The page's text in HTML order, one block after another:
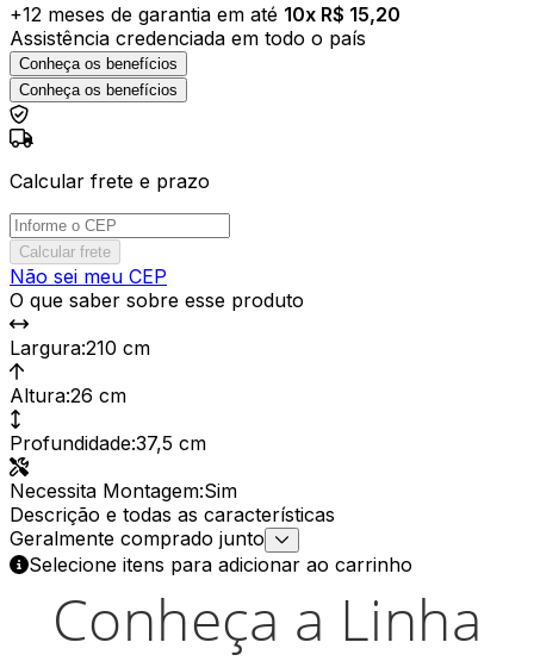
+12 meses de garantia em até 10x R$ 15,20
Assistência credenciada em todo o país
Conheça os benefícios
Conheça os benefícios
Calcular frete e prazo
Calcular frete
Não sei meu CEP
O que saber sobre esse produto
Largura:210 cm
Altura:26 cm
Profundidade:37,5 cm
Necessita Montagem:Sim
Descrição e todas as características
Geralmente comprado junto
Selecione itens para adicionar ao carrinho
Conheça a Linha